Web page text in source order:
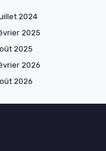
2024
2025
2025
2026
2026